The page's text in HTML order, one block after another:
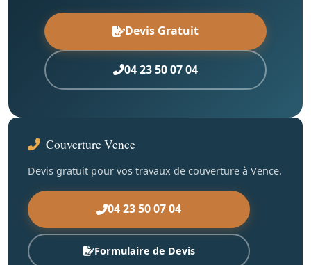
Devis Gratuit
04 23 50 07 04
Couverture Vence
Devis gratuit pour vos travaux de couverture à Vence.
04 23 50 07 04
Formulaire de Devis